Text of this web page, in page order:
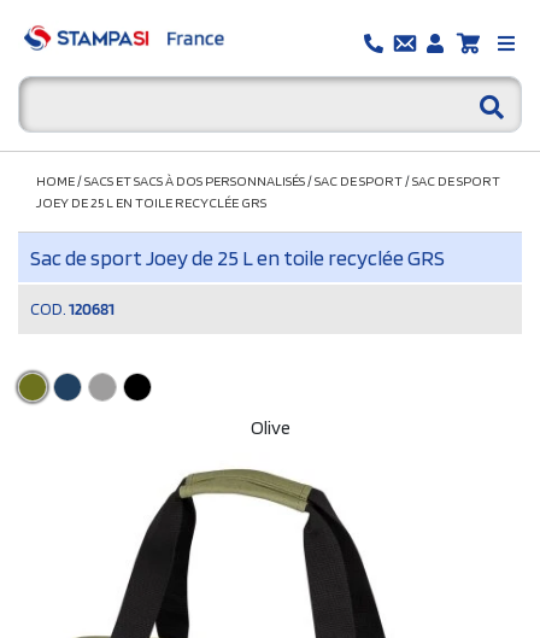
HOME/SACS ET SACS À DOS PERSONNALISÉS/SAC DE SPORT/SAC DE SPORT
JOEY DE 25 L EN TOILE RECYCLÉE GRS
Sac de sport Joey de 25 L en toile recyclée GRS
COD. 120681
Olive